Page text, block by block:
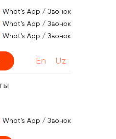
What's App / Звонок
What's App / Звонок
What's App / Звонок
En Uz
What's App / Звонок